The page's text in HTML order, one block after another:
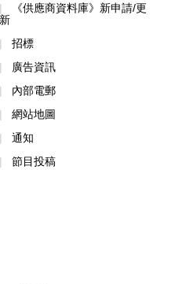
《供應商資料庫》新申請/更
新
招標
廣告資訊
內部電郵
網站地圖
通知
節目投稿